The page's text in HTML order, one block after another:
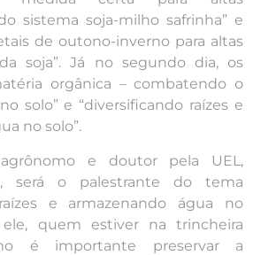
sistema soja-milho safrinha” e
de outono-inverno para altas
soja”. Já no segundo dia, os
orgânica – combatendo o
solo” e “diversificando raízes e
no solo”.
e doutor pela UEL,
será o palestrante do tema
e armazenando água no
ele, quem estiver na trincheira
é importante preservar a